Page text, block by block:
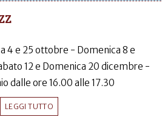
4 e 25 ottobre - Domenica 8 e
12 e Domenica 20 dicembre -
dalle ore 16.00 alle 17.30
LEGGI TUTTO